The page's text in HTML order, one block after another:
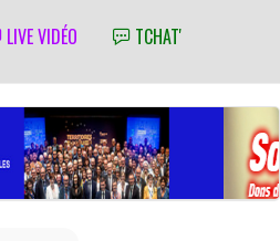
LIVE VIDÉO TCHAT'